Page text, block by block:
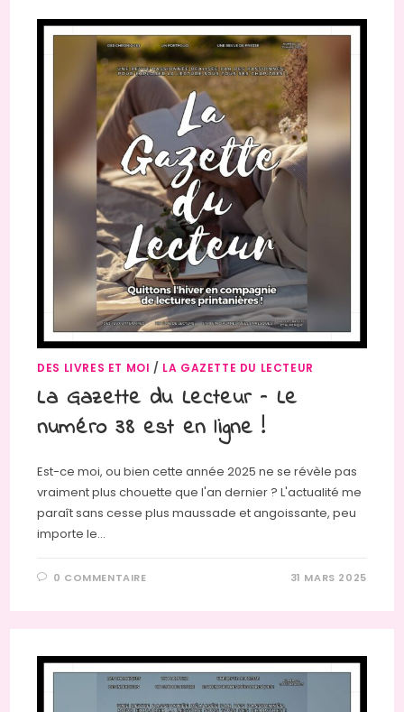
DES LIVRES ET MOI / LA GAZETTE DU LECTEUR
La Gazette du Lecteur – Le
numéro 38 est en ligne !
Est-ce moi, ou bien cette année 2025 ne se révèle pas
vraiment plus chouette que l'an dernier ? L'actualité me
paraît sans cesse plus maussade et angoissante, peu
importe le…
0 COMMENTAIRE 31 MARS 2025